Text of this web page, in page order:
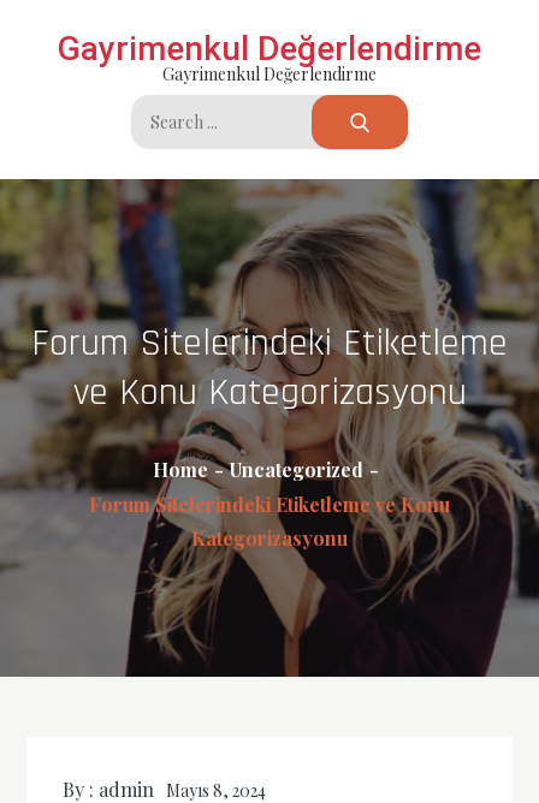
Gayrimenkul Değerlendirme
Gayrimenkul Değerlendirme
Search
for:
Forum Sitelerindeki Etiketleme
ve Konu Kategorizasyonu
Home
Uncategorized
Forum Sitelerindeki Etiketleme ve Konu
Kategorizasyonu
By : admin Mayıs 8, 2024